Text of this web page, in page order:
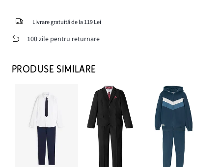
Livrare gratuită de la 119 Lei
100 zile pentru returnare
PRODUSE SIMILARE